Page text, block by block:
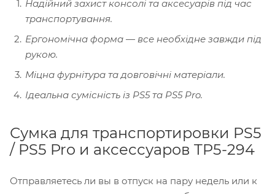
Надійний захист консолі та аксесуарів під час
транспортування.
Ергономічна форма — все необхідне завжди під
рукою.
Міцна фурнітура та довговічні матеріали.
Ідеальна сумісність із PS5 та PS5 Pro.
Сумка для транспортировки PS5
/ PS5 Pro и аксессуаров TP5-294
Отправляетесь ли вы в отпуск на пару недель или к